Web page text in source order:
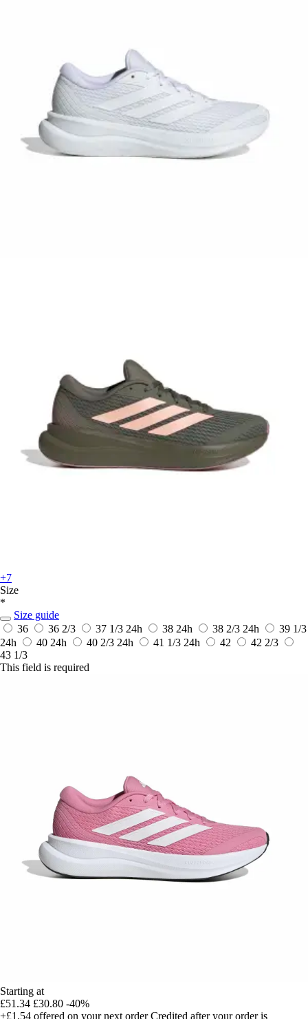
+7
Size
*
Size guide
36
36 2/3 37 1/3 24h 38 24h 38 2/3 24h
39 1/3
24h
40 24h 40 2/3 24h 41 1/3 24h 42
42 2/3
43 1/3
This field is required
Starting at
£51.34 £30.80 -40%
+£1.54 offered on your next order Credited after your order is